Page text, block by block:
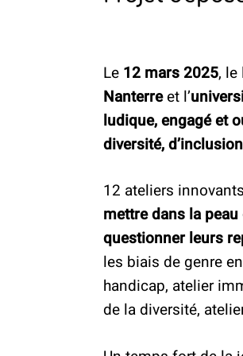
Le 12 mars 2025, le
Nanterreet l’
ludique, engagé et
diversité,
12 ateliers
mettre dans la peau
questionner leurs
les biais de genre
handicap, atelier
de la diversité,